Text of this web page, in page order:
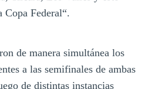
Copa Federal“.
de manera simultánea los
a las semifinales de ambas
de distintas instancias